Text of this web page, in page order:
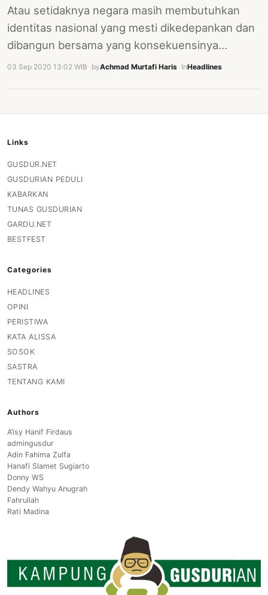
Atau setidaknya negara masih membutuhkan
identitas nasional yang mesti dikedepankan dan
dibangun bersama yang konsekuensinya…
03 Sep 2020 13:02 WIB byAchmad Murtafi Haris InHeadlines
Links
GUSDUR.NET
GUSDURIAN PEDULI
KABARKAN
TUNAS GUSDURIAN
GARDU.NET
BESTFEST
Categories
HEADLINES
OPINI
PERISTIWA
KATA ALISSA
SOSOK
SASTRA
TENTANG KAMI
Authors
A’isy Hanif Firdaus
admingusdur
Adin Fahima Zulfa
Hanafi Slamet Sugiarto
Donny WS
Dendy Wahyu Anugrah
Fahrullah
Rati Madina